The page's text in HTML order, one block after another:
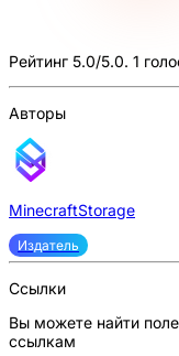
Рейтинг 5.0/5.0. 1
Авторы
MinecraftStorage
Издатель
Ссылки
Вы можете найти
ссылкам